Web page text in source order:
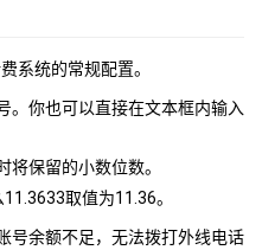
系统的常规配置。
。你也可以直接在文本框内输入
将保留的小数位数。
取值为11.36。
号余额不足，无法拨打外线电话